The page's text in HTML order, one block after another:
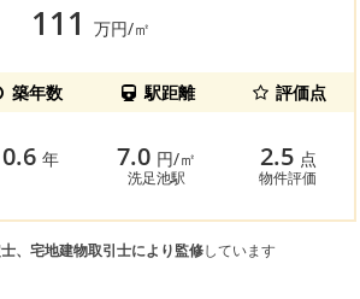
111 万円/㎡
築年数 駅距離 評価点
年 7.0 円/㎡
洗足池駅
2.5 点
物件評価
、宅地建物取引士により監修しています